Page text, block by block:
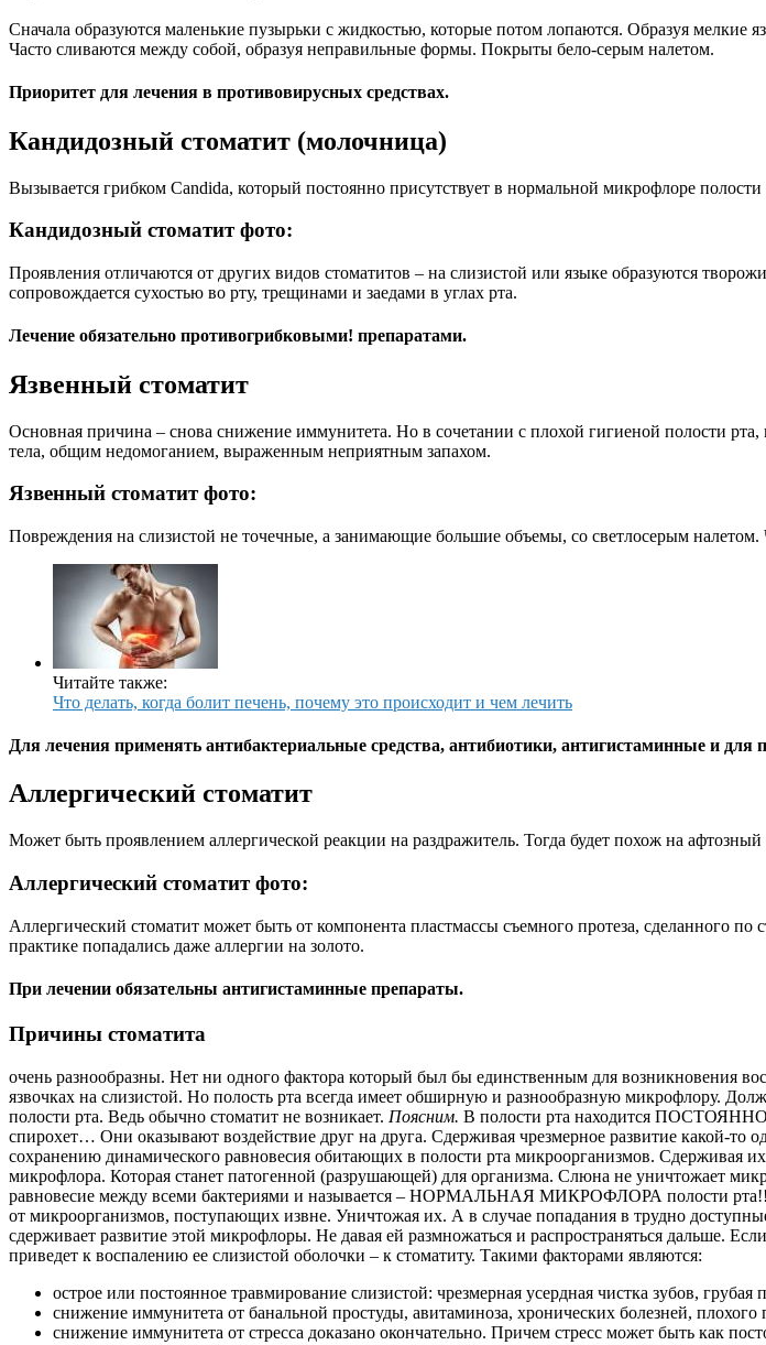
Сначала образуются маленькие пузырьки с жидкостью, которые потом лопаются. Образуя
Часто сливаются между собой, образуя неправильные формы. Покрыты бело-серым налетом.
Приоритет для лечения в противовирусных средствах.
Кандидозный стоматит (молочница)
Вызывается грибком Candida, который постоянно присутствует в нормальной микрофлоре
Кандидозный стоматит фото:
Проявления отличаются от других видов стоматитов – на слизистой или языке образуются
сопровождается сухостью во рту, трещинами и заедами в углах рта.
Лечение обязательно противогрибковыми! препаратами.
Язвенный стоматит
Основная причина – снова снижение иммунитета. Но в сочетании с плохой гигиеной полости
тела, общим недомоганием, выраженным неприятным запахом.
Язвенный стоматит фото:
Повреждения на слизистой не точечные, а занимающие большие объемы, со светлосерым налетом.
Читайте также:
Что делать, когда болит печень, почему это происходит и чем лечить
Для лечения применять антибактериальные средства, антибиотики, антигистаминные и
Аллергический стоматит
Может быть проявлением аллергической реакции на раздражитель. Тогда будет похож на
Аллергический стоматит фото:
Аллергический стоматит может быть от компонента пластмассы съемного протеза, сделанного
практике попадались даже аллергии на золото.
При лечении обязательны антигистаминные препараты.
Причины стоматита
очень разнообразны. Нет ни одного фактора который был бы единственным для возникновения
язвочках на слизистой. Но полость рта всегда имеет обширную и разнообразную микрофлору.
полости рта. Ведь обычно стоматит не возникает. Поясним. В полости рта находится ПОСТОЯННО
спирохет… Они оказывают воздействие друг на друга. Сдерживая чрезмерное развитие какой-то
сохранению динамического равновесия обитающих в полости рта микроорганизмов. Сдерживая
микрофлора. Которая станет патогенной (разрушающей) для организма. Слюна не уничтожает
равновесие между всеми бактериями и называется – НОРМАЛЬНАЯ МИКРОФЛОРА полости рта!!!
от микроорганизмов, поступающих извне. Уничтожая их. А в случае попадания в трудно
сдерживает развитие этой микрофлоры. Не давая ей размножаться и распространяться дальше.
приведет к воспалению ее слизистой оболочки – к стоматиту. Такими факторами являются:
острое или постоянное травмирование слизистой: чрезмерная усердная чистка зубов, грубая
снижение иммунитета от банальной простуды, авитаминоза, хронических болезней,
снижение иммунитета от стресса доказано окончательно. Причем стресс может быть как